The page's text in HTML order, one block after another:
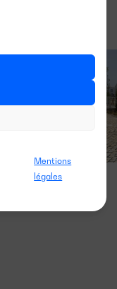
Mentions
légales